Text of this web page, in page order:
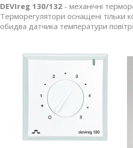
DEVIreg 130/132 - механічні
Терморегулятори оснащені тільки
обидва датчика температури